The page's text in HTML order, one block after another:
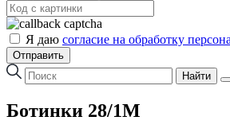
Я даю согласие на обработку
Отправить
Найти
Ботинки 28/1М